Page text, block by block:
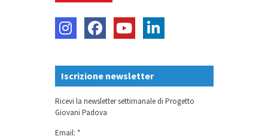
Iscrizione newsletter
Ricevi la newsletter settimanale di Progetto
Giovani Padova
Email: *